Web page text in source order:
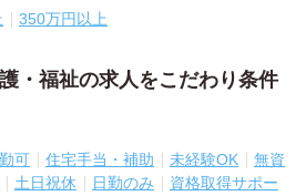
350万円以上
・福祉の求人をこだわり条件
可 住宅手当・補助 未経験OK
無資
土日祝休 日勤のみ
資格取得サポー